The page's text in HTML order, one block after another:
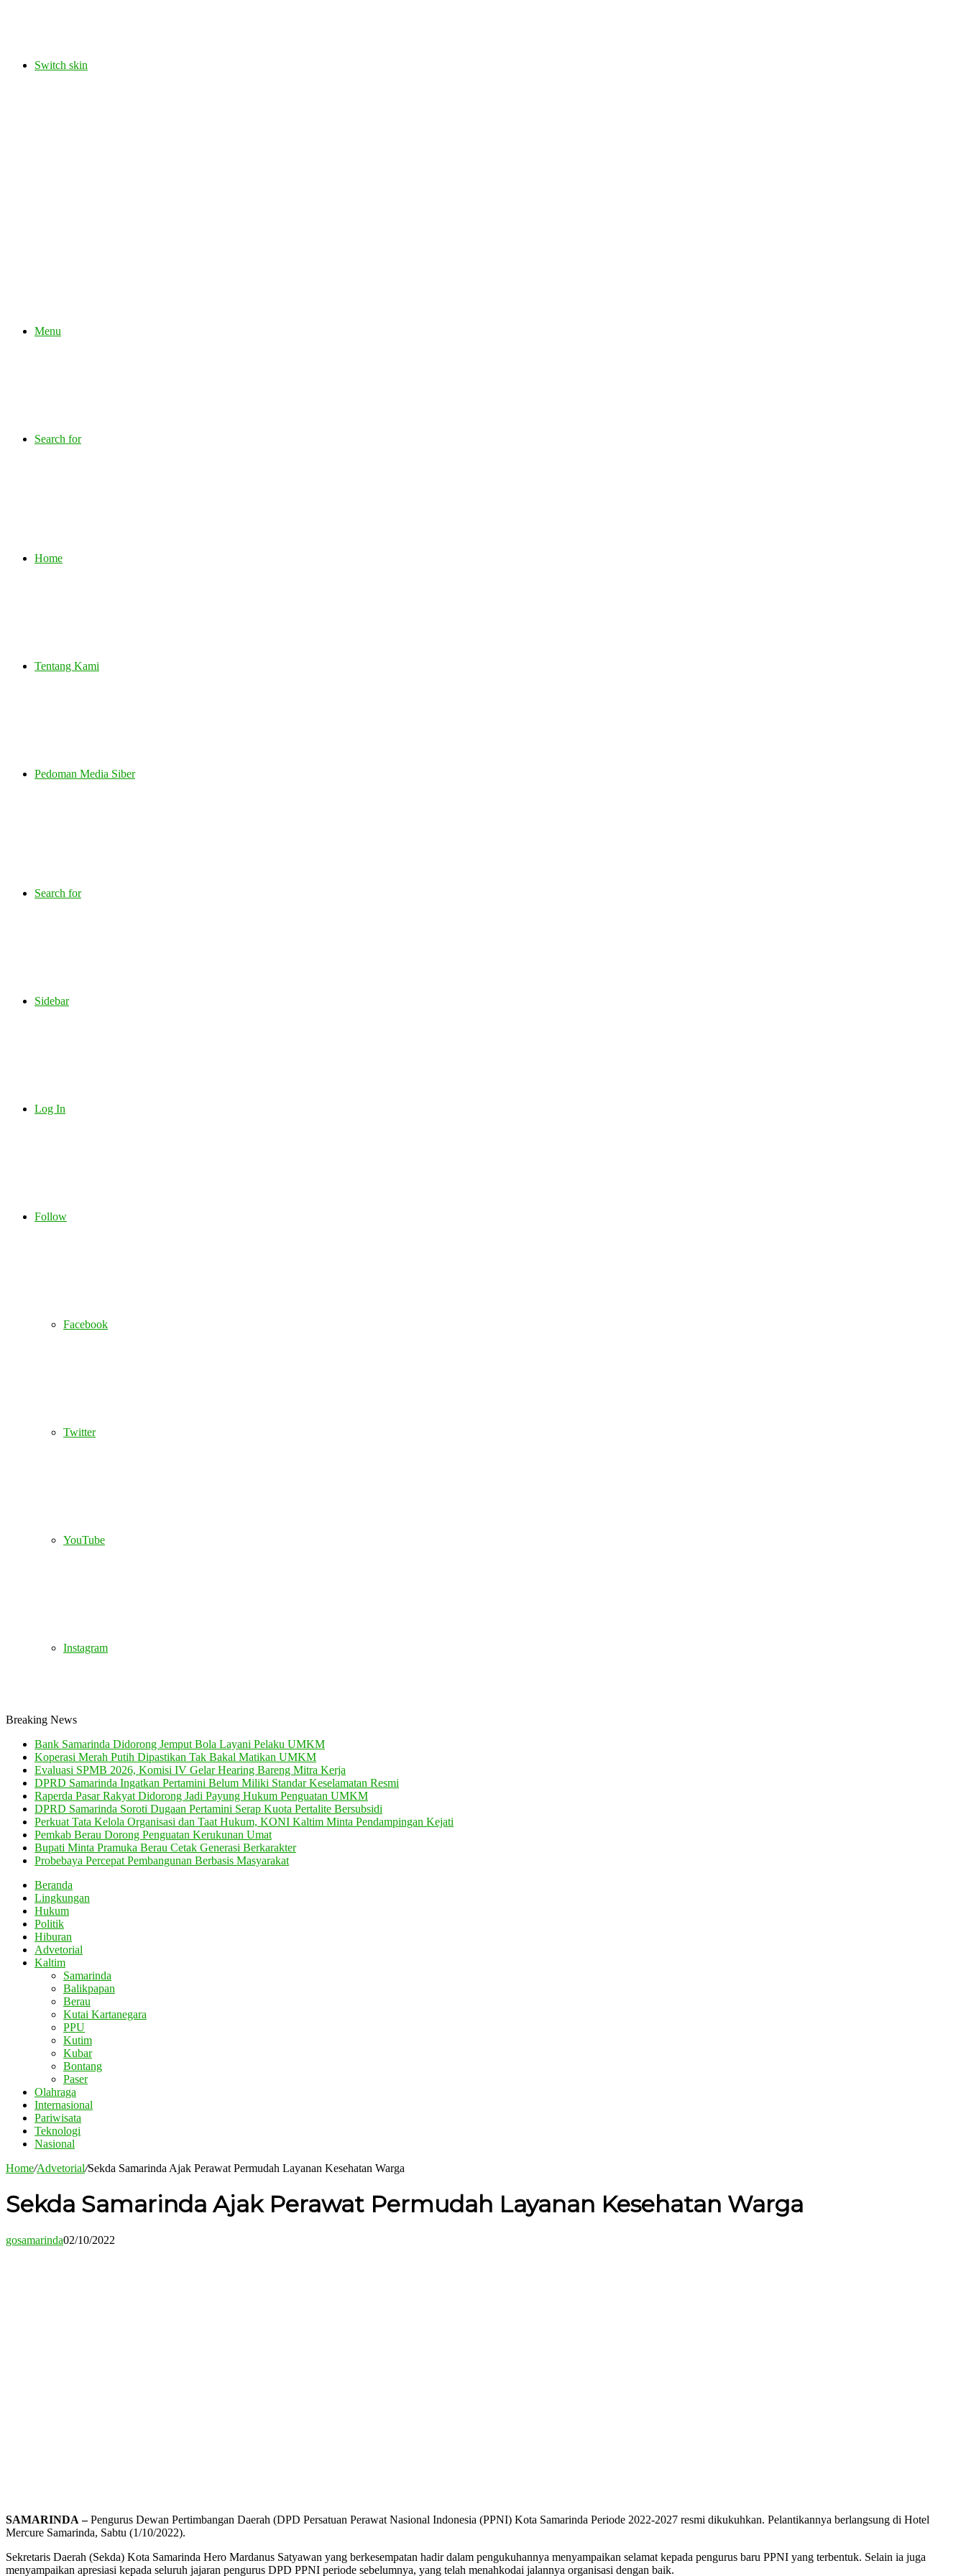
Switch skin
Menu
Search for
Home
Tentang Kami
Pedoman Media Siber
Search for
Sidebar
Log In
Follow
Facebook
Twitter
YouTube
Instagram
Breaking News
Bank Samarinda Didorong Jemput Bola Layani Pelaku UMKM
Koperasi Merah Putih Dipastikan Tak Bakal Matikan UMKM
Evaluasi SPMB 2026, Komisi IV Gelar Hearing Bareng Mitra Kerja
DPRD Samarinda Ingatkan Pertamini Belum Miliki Standar Keselamatan Resmi
Raperda Pasar Rakyat Didorong Jadi Payung Hukum Penguatan UMKM
DPRD Samarinda Soroti Dugaan Pertamini Serap Kuota Pertalite Bersubsidi
Perkuat Tata Kelola Organisasi dan Taat Hukum, KONI Kaltim Minta Pendampingan Kejati
Pemkab Berau Dorong Penguatan Kerukunan Umat
Bupati Minta Pramuka Berau Cetak Generasi Berkarakter
Probebaya Percepat Pembangunan Berbasis Masyarakat
Beranda
Lingkungan
Hukum
Politik
Hiburan
Advetorial
Kaltim
Samarinda
Balikpapan
Berau
Kutai Kartanegara
PPU
Kutim
Kubar
Bontang
Paser
Olahraga
Internasional
Pariwisata
Teknologi
Nasional
Home/Advetorial/Sekda Samarinda Ajak Perawat Permudah Layanan Kesehatan Warga
Sekda Samarinda Ajak Perawat Permudah Layanan Kesehatan Warga
gosamarinda02/10/2022
SAMARINDA –Pengurus Dewan Pertimbangan Daerah (DPD Persatuan Perawat Nasional Indonesia (PPNI) Kota Samarinda Periode 2022-2027 resmi dikukuhkan. Pelantikannya berlangsung di Hotel
Mercure Samarinda, Sabtu (1/10/2022).
Sekretaris Daerah (Sekda) Kota Samarinda Hero Mardanus Satyawan yang berkesempatan hadir dalam pengukuhannya menyampaikan selamat kepada pengurus baru PPNI yang terbentuk. Selain ia juga
menyampaikan apresiasi kepada seluruh jajaran pengurus DPD PPNI periode sebelumnya, yang telah menahkodai jalannya organisasi dengan baik.